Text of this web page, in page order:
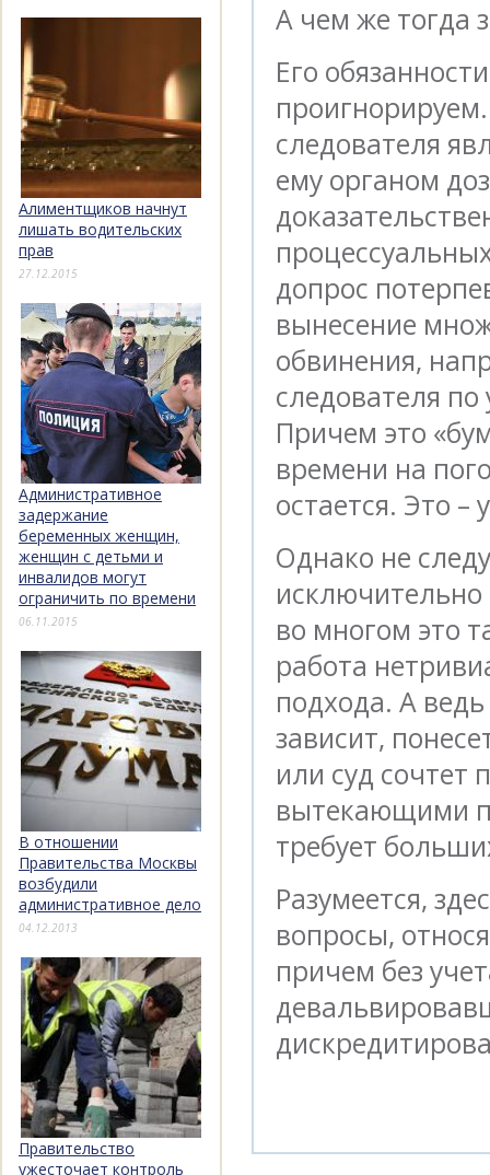
А чем же тогда
Его
следователя
ему органом
допрос
вынесение
обвинения,
следователя
Причем это
времени на
остается. Это –
Однако не
исключительно
во многом это
работа
подхода. А
зависит,
или суд сочтет
вытекающими
требует
Разумеется,
вопросы,
причем без
Алиментщиков начнут
лишать водительских
прав
27.12.2015
Административное
задержание
беременных женщин,
женщин с детьми и
инвалидов могут
ограничить по времени
06.11.2015
В отношении
Правительства Москвы
возбудили
административное дело
04.12.2013
Правительство
ужесточает контроль